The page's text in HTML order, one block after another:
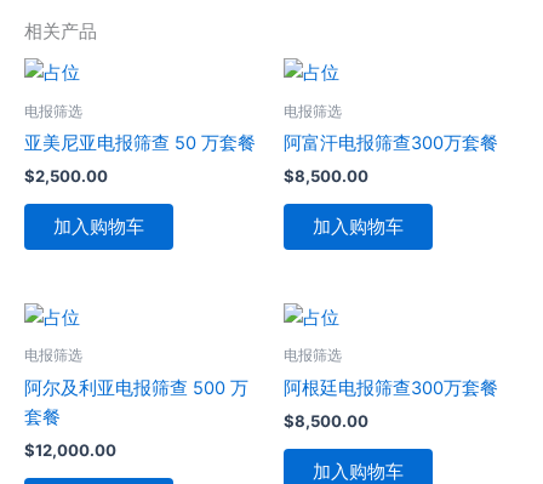
相关产品
电报筛选
亚美尼亚电报筛查 50 万套餐
$2,500.00
加入购物车
电报筛选
阿富汗电报筛查300万套餐
$8,500.00
加入购物车
电报筛选
阿尔及利亚电报筛查 500 万
套餐
$12,000.00
电报筛选
阿根廷电报筛查300万套餐
$8,500.00
加入购物车